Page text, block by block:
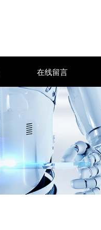
在线留言